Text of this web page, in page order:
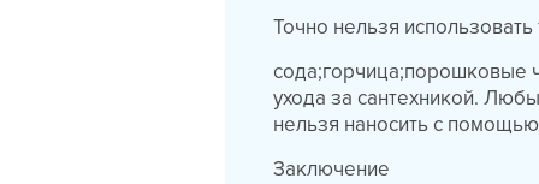
Точно нельзя
сода;горчица;порошковые
ухода за сантехникой.
нельзя наносить с
Заключение